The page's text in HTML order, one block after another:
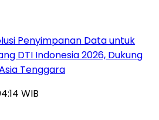
Penyimpanan Data untuk
DTI Indonesia 2026, Dukung
Tenggara
WIB